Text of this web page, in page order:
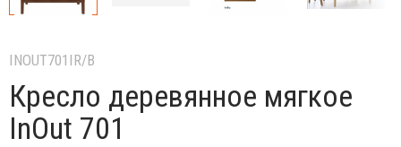
INOUT701IR/B
Кресло деревянное мягкое
InOut 701